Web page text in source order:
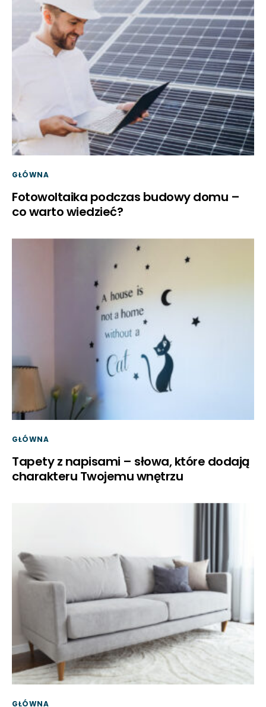
GŁÓWNA
Fotowoltaika podczas budowy domu –
co warto wiedzieć?
GŁÓWNA
Tapety z napisami – słowa, które dodają
charakteru Twojemu wnętrzu
GŁÓWNA